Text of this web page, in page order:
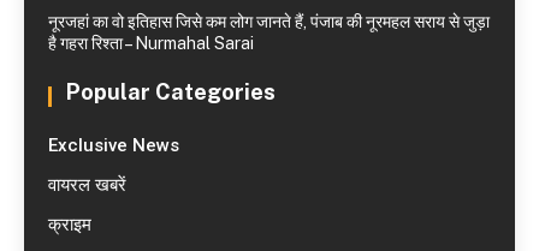
नूरजहां का वो इतिहास जिसे कम लोग जानते हैं, पंजाब की नूरमहल सराय से जुड़ा
है गहरा रिश्ता – Nurmahal Sarai
Popular Categories
Exclusive News
वायरल खबरें
क्राइम